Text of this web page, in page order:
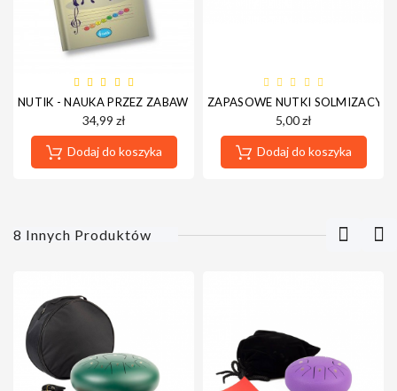
NUTIK - NAUKA PRZEZ ZABAWĘ - KSIĄŻKA
34,99 zł
Dodaj do koszyka
ZAPASOWE NUTKI
5,00 zł
Dodaj do koszyka
8 Innych Produktów